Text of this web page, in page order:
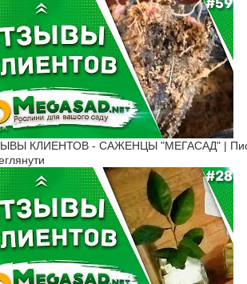
КЛИЕНТОВ - САЖЕНЦЫ "МЕГАСАД" | Пион